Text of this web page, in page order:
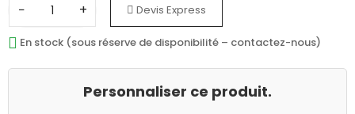
− + Devis Express
En stock (sous réserve de disponibilité – contactez-nous)
Personnaliser ce produit.